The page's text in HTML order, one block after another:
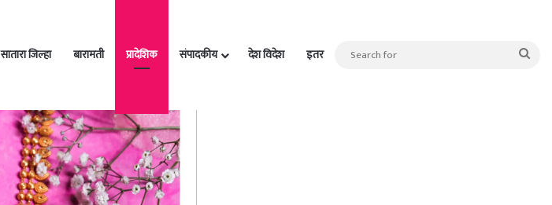
सातारा जिल्हा बारामती प्रादेशिक संपादकीय देश विदेश इतर